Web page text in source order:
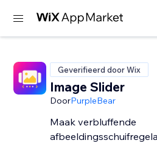
Geverifieerd door Wix
Image Slider
DoorPurpleBear
Maak verbluffende